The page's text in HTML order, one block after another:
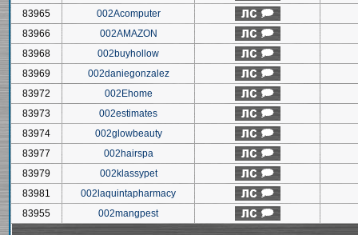
83965
002Acomputer
83966
002AMAZON
83968
002buyhollow
83969
002daniegonzalez
83972
002Ehome
83973
002estimates
83974
002glowbeauty
83977
002hairspa
83979
002klassypet
83981
002laquintapharmacy
83955
002mangpest